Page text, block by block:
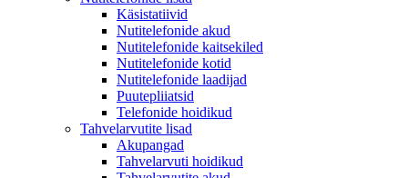
Käsistatiivid
Nutitelefonide akud
Nutitelefonide kaitsekiled
Nutitelefonide kotid
Nutitelefonide laadijad
Puutepliiatsid
Telefonide hoidikud
Tahvelarvutite lisad
Akupangad
Tahvelarvuti hoidikud